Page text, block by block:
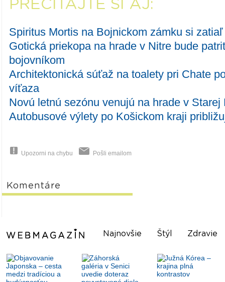
PREČÍTAJTE SI AJ:
Spiritus Mortis na Bojnickom zámku si
Gotická priekopa na hrade v Nitre bude
bojovníkom
Architektonická súťaž na toalety pri Chate
víťaza
Novú letnú sezónu venujú na hrade v
Autobusové výlety po Košickom kraji
Upozorni na chybu Pošli emailom
Komentáre
Najnovšie Štýl Zdravie